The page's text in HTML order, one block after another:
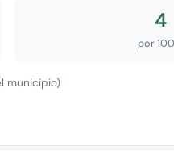
4
por
municipio)